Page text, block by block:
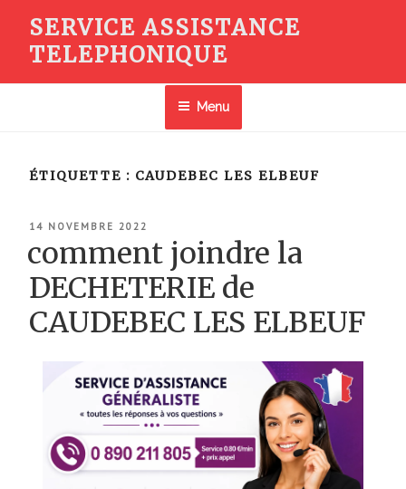
contenu
SERVICE ASSISTANCE
TELEPHONIQUE
Menu
ÉTIQUETTE : CAUDEBEC LES ELBEUF
PUBLIÉ
14 NOVEMBRE 2022
comment joindre la
DECHETERIE de
CAUDEBEC LES ELBEUF